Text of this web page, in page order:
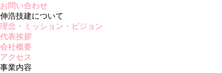
お問い合わせ
伸浩技建について
理念・ミッション・ビジョン
代表挨拶
会社概要
アクセス
事業内容